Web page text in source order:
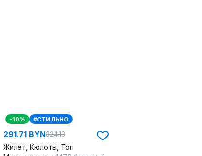
-10% #СТИЛЬНО
291.71 BYN324.13
Жилет, Кюлоты, Топ